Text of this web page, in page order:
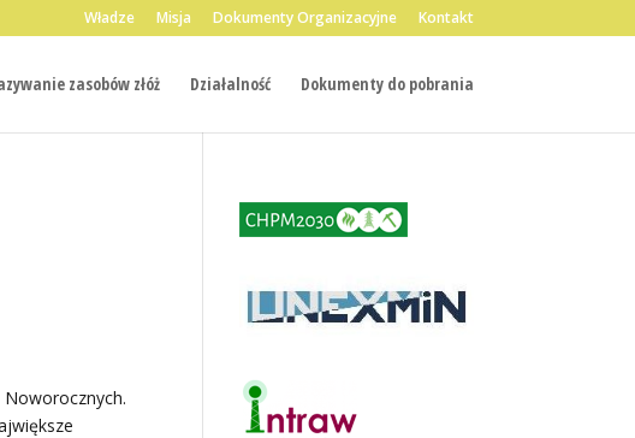
Władze Misja Dokumenty Organizacyjne Kontakt
zasobów złóż Działalność Dokumenty do pobrania
Noworocznych.